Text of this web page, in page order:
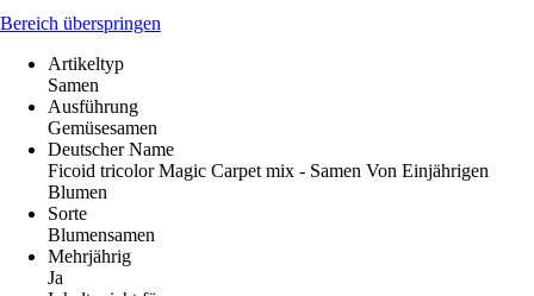
Bereich überspringen
Artikeltyp
Samen
Ausführung
Gemüsesamen
Deutscher Name
Ficoid tricolor Magic Carpet mix - Samen Von Einjährigen
Blumen
Sorte
Blumensamen
Mehrjährig
Ja